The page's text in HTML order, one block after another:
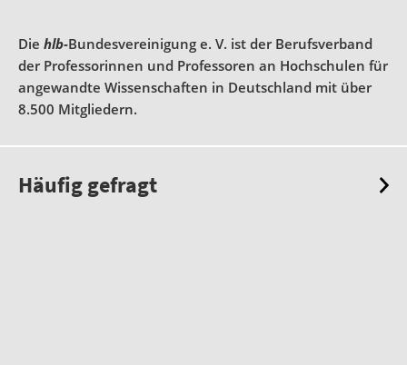
Die hlb-Bundesvereinigung e. V. ist der Berufsverband
der Professorinnen und Professoren an Hochschulen für
angewandte Wissenschaften in Deutschland mit über
8.500 Mitgliedern.
Häufig gefragt